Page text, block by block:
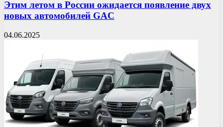
Этим летом в России ожидается появление двух
новых автомобилей GAC
04.06.2025